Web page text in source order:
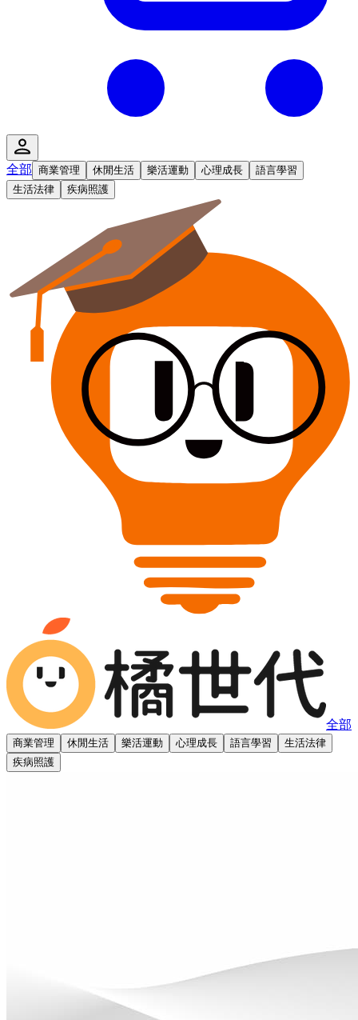
全部 商業管理 休閒生活 樂活運動 心理成長
語言學習
生活法律
疾病照護
全部
商業管理 休閒生活 樂活運動 心理成長 語言學習
生活法律
疾病照護